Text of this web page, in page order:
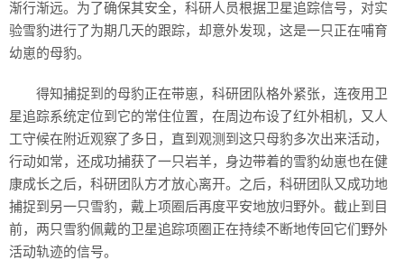
渐行渐远。为了确保其安全，科研人员根据卫星追踪信号，对实
验雪豹进行了为期几天的跟踪，却意外发现，这是一只正在哺育
幼崽的母豹。
得知捕捉到的母豹正在带崽，科研团队格外紧张，连夜用卫
星追踪系统定位到它的常住位置，在周边布设了红外相机，又人
工守候在附近观察了多日，直到观测到这只母豹多次出来活动，
行动如常，还成功捕获了一只岩羊，身边带着的雪豹幼崽也在健
康成长之后，科研团队方才放心离开。之后，科研团队又成功地
捕捉到另一只雪豹，戴上项圈后再度平安地放归野外。截止到目
前，两只雪豹佩戴的卫星追踪项圈正在持续不断地传回它们野外
活动轨迹的信号。